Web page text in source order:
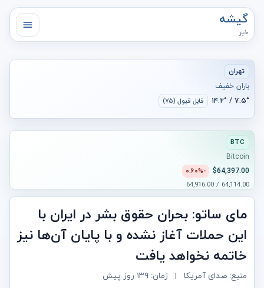
گیشه
خبر
تهران
باران خفیف
۷.۵° / ۱۴.۲° قابل قبول (۷۵)
BTC
Bitcoin
$64,397.00
-۰.۶۰%
64,114.00 / 64,916.00
مای ساتو: بحران حقوق بشر در ایران با
این حملات آغاز نشده و با پایان آن‌ها نیز
خاتمه نخواهد یافت
منبع: صدای آمریکا | زمان: ۱۳۹ روز پیش